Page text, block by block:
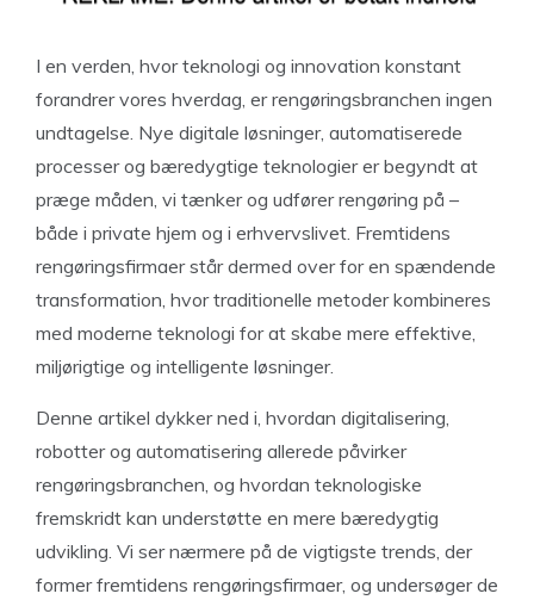
I en verden, hvor teknologi og innovation konstant
forandrer vores hverdag, er rengøringsbranchen ingen
undtagelse. Nye digitale løsninger, automatiserede
processer og bæredygtige teknologier er begyndt at
præge måden, vi tænker og udfører rengøring på –
både i private hjem og i erhvervslivet. Fremtidens
rengøringsfirmaer står dermed over for en spændende
transformation, hvor traditionelle metoder kombineres
med moderne teknologi for at skabe mere effektive,
miljørigtige og intelligente løsninger.
Denne artikel dykker ned i, hvordan digitalisering,
robotter og automatisering allerede påvirker
rengøringsbranchen, og hvordan teknologiske
fremskridt kan understøtte en mere bæredygtig
udvikling. Vi ser nærmere på de vigtigste trends, der
former fremtidens rengøringsfirmaer, og undersøger de